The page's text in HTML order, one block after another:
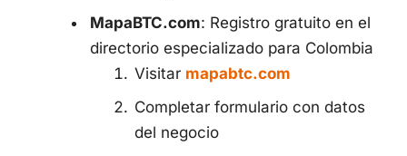
MapaBTC.com: Registro gratuito en el
directorio especializado para Colombia
Visitar mapabtc.com
Completar formulario con datos
del negocio